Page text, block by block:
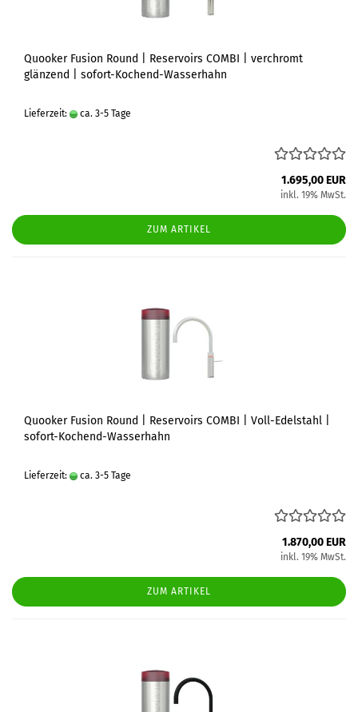
Quooker Fusion Round | Reservoirs COMBI | verchromt
glänzend | sofort-Kochend-Wasserhahn
Lieferzeit: ca. 3-5 Tage
1.695,00 EUR
inkl. 19% MwSt.
ZUM ARTIKEL
Quooker Fusion Round | Reservoirs COMBI | Voll-Edelstahl |
sofort-Kochend-Wasserhahn
Lieferzeit: ca. 3-5 Tage
1.870,00 EUR
inkl. 19% MwSt.
ZUM ARTIKEL